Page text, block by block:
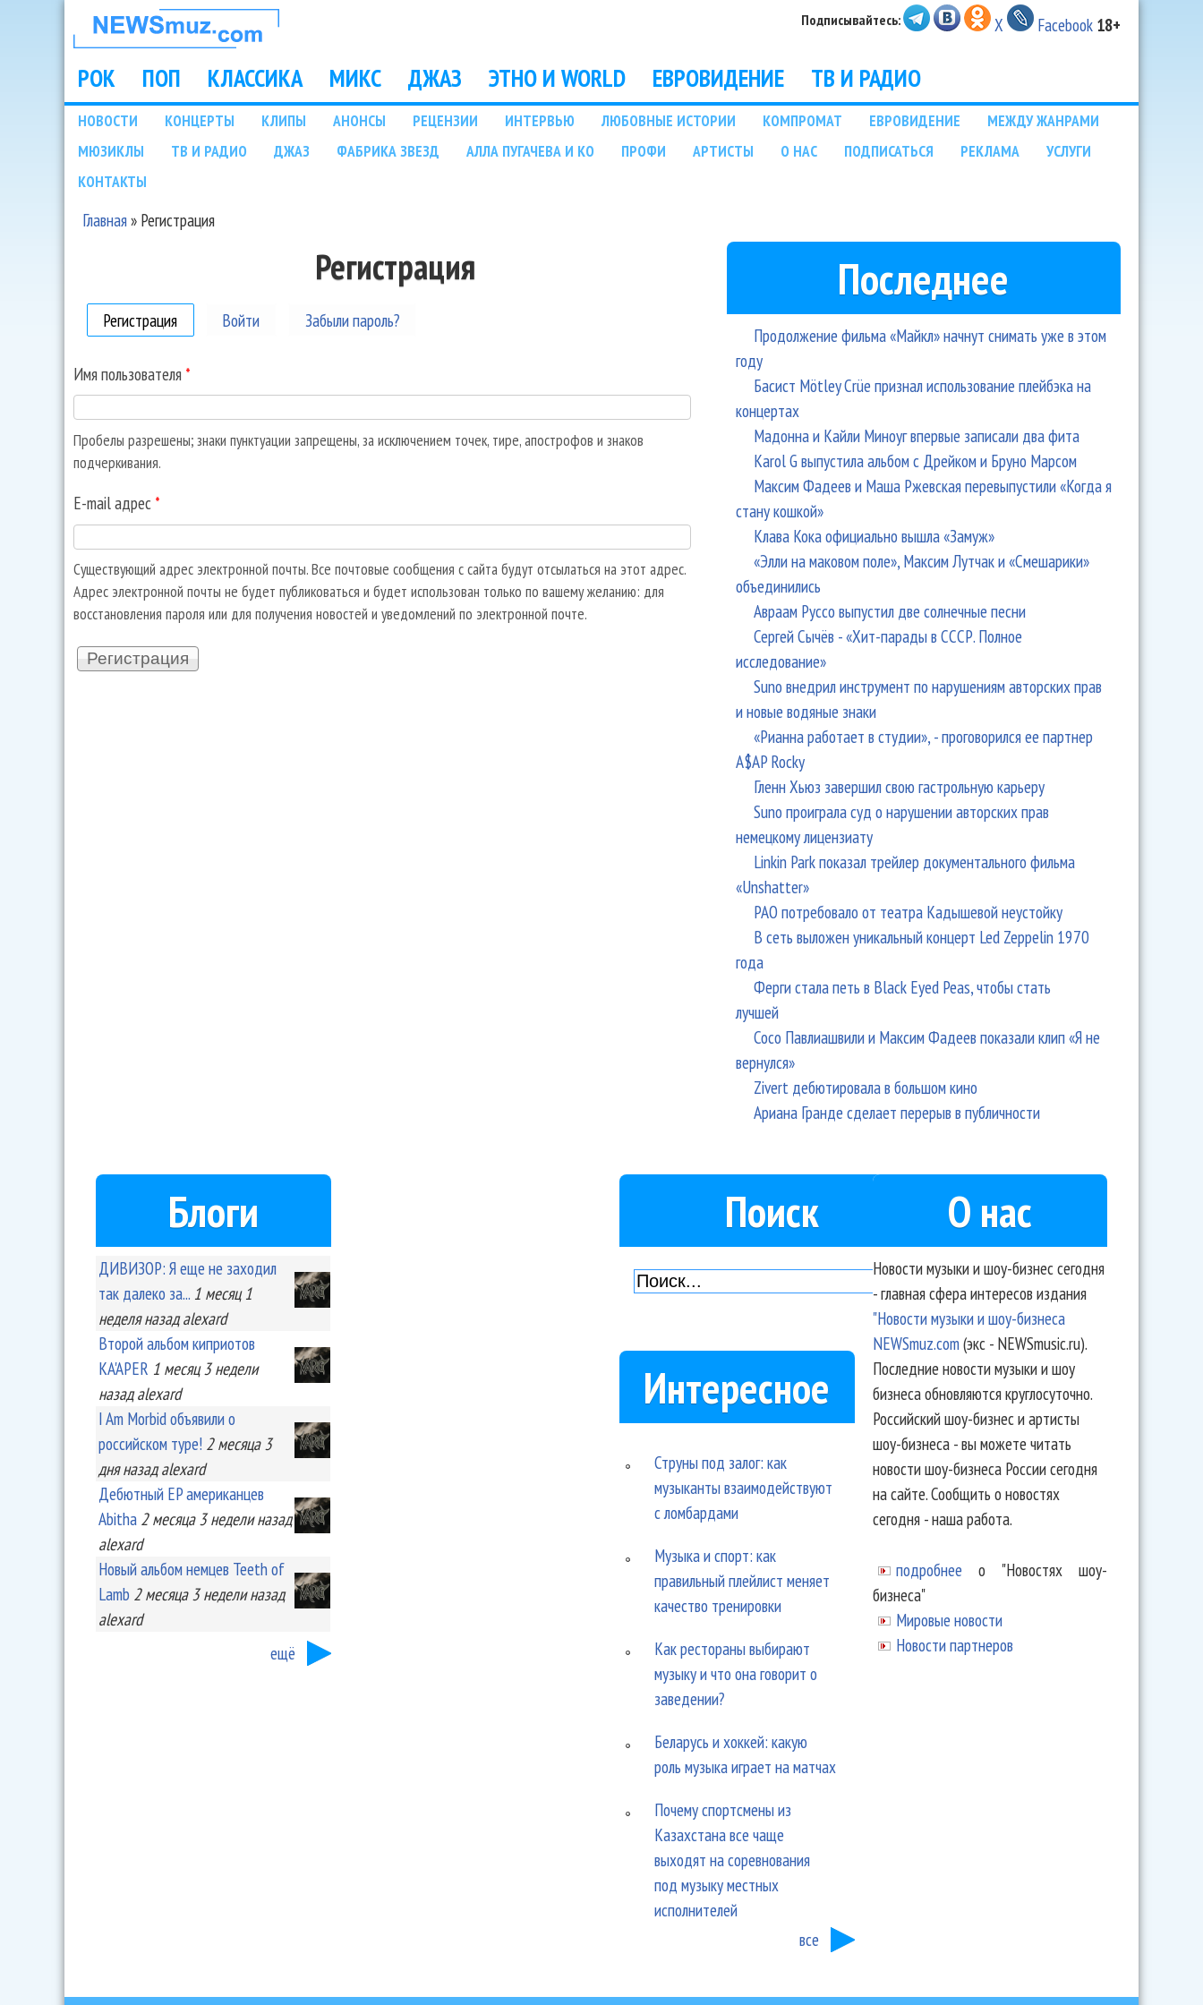
НОВОСТИ
МУЗЫКИ И
ШОУ БИЗНЕСА
NEWSMUZ.COM
Подписывайтесь: X Facebook 18+
Main menu
РОК ПОП КЛАССИКА МИКС ДЖАЗ ЭТНО И WORLD ЕВРОВИДЕНИЕ ТВ И РАДИО
Подразделы
НОВОСТИ КОНЦЕРТЫ КЛИПЫ АНОНСЫ РЕЦЕНЗИИ ИНТЕРВЬЮ ЛЮБОВНЫЕ ИСТОРИИ КОМПРОМАТ ЕВРОВИДЕНИЕ
МЕЖДУ ЖАНРАМИ
МЮЗИКЛЫ
ТВ И РАДИО ДЖАЗ ФАБРИКА ЗВЕЗД АЛЛА ПУГАЧЕВА И КО ПРОФИ АРТИСТЫ О НАС ПОДПИСАТЬСЯ РЕКЛАМА
УСЛУГИ
КОНТАКТЫ
Главная» Регистрация
Регистрация
Регистрация (активная вкладка)
Войти Забыли пароль?
Имя пользователя *
Пробелы разрешены; знаки пунктуации запрещены, за исключением точек, тире, апострофов и знаков
подчеркивания.
E-mail адрес *
Существующий адрес электронной почты. Все почтовые сообщения с сайта будут отсылаться на этот адрес.
Адрес электронной почты не будет публиковаться и будет использован только по вашему желанию: для
восстановления пароля или для получения новостей и уведомлений по электронной почте.
Последнее
Продолжение фильма «Майкл» начнут снимать уже в этом
году
Басист Mötley Crüe признал использование плейбэка на
концертах
Мадонна и Кайли Миноуг впервые записали два фита
Karol G выпустила альбом с Дрейком и Бруно Марсом
Максим Фадеев и Маша Ржевская перевыпустили «Когда я
стану кошкой»
Клава Кока официально вышла «Замуж»
«Элли на маковом поле», Максим Лутчак и «Смешарики»
объединились
Авраам Руссо выпустил две солнечные песни
Сергей Сычёв - «Хит-парады в СССР. Полное
исследование»
Suno внедрил инструмент по нарушениям авторских прав
и новые водяные знаки
«Рианна работает в студии», - проговорился ее партнер
A$AP Rocky
Гленн Хьюз завершил свою гастрольную карьеру
Suno проиграла суд о нарушении авторских прав
немецкому лицензиату
Linkin Park показал трейлер документального фильма
«Unshatter»
РАО потребовало от театра Кадышевой неустойку
В сеть выложен уникальный концерт Led Zeppelin 1970
года
Ферги стала петь в Black Eyed Peas, чтобы стать
лучшей
Сосо Павлиашвили и Максим Фадеев показали клип «Я не
вернулся»
Zivert дебютировала в большом кино
Ариана Гранде сделает перерыв в публичности
Блоги
ДИВИЗОР: Я еще не заходил
так далеко за... 1 месяц 1
неделяназад alexard
Второй альбом киприотов
KA'APER 1 месяц 3 недели
назад alexard
I Am Morbid объявили о
российском туре! 2 месяца 3
дняназад alexard
Дебютный EP американцев
Abitha 2 месяца 3 неделиназад
alexard
Новый альбом немцев Teeth of
Lamb 2 месяца 3 неделиназад
alexard
ещё
Поиск
Интересное
Струны под залог: как
музыканты взаимодействуют
с ломбардами
Музыка и спорт: как
правильный плейлист меняет
качество тренировки
Как рестораны выбирают
музыку и что она говорит о
заведении?
Беларусь и хоккей: какую
роль музыка играет на матчах
Почему спортсмены из
Казахстана все чаще
выходят на соревнования
под музыку местных
исполнителей
все
О нас
Новости музыки и шоу-бизнес сегодня
- главная сфера интересов издания
"Новости музыки и шоу-бизнеса
NEWSmuz.com(экс - NEWSmusic.ru).
Последние новости музыки и шоу
бизнеса обновляются круглосуточно.
Российский шоу-бизнес и артисты
шоу-бизнеса - вы можете читать
новости шоу-бизнеса России сегодня
на сайте. Сообщить о новостях
сегодня - наша работа.
подробнее о "Новостях шоу-
бизнеса"
Мировые новости
Новости партнеров